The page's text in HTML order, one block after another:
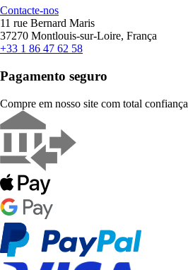
Contacte-nos
11 rue Bernard Maris
37270 Montlouis-sur-Loire, França
+33 1 86 47 62 58
Pagamento seguro
Compre em nosso site com total confiança